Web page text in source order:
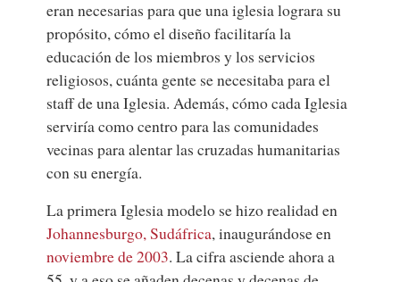
eran necesarias para que una iglesia lograra su
propósito, cómo el diseño facilitaría la
educación de los miembros y los servicios
religiosos, cuánta gente se necesitaba para el
staff de una Iglesia. Además, cómo cada Iglesia
serviría como centro para las comunidades
vecinas para alentar las cruzadas humanitarias
con su energía.
La primera Iglesia modelo se hizo realidad en
Johannesburgo, Sudáfrica, inaugurándose en
noviembre de 2003. La cifra asciende ahora a